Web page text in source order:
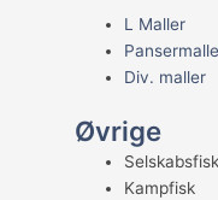
L Maller
Div. maller
Øvrige
Selskabsfisk
Kampfisk